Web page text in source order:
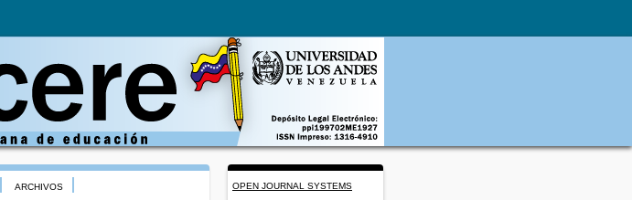
OPEN JOURNAL SYSTEMS
ARCHIVOS